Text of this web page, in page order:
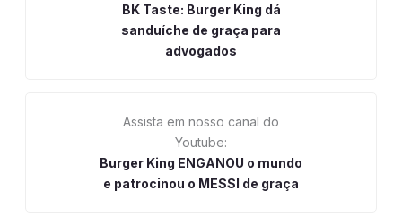
BK Taste: Burger King dá
sanduíche de graça para
advogados
Assista em nosso canal do
Youtube:
Burger King ENGANOU o mundo
e patrocinou o MESSI de graça